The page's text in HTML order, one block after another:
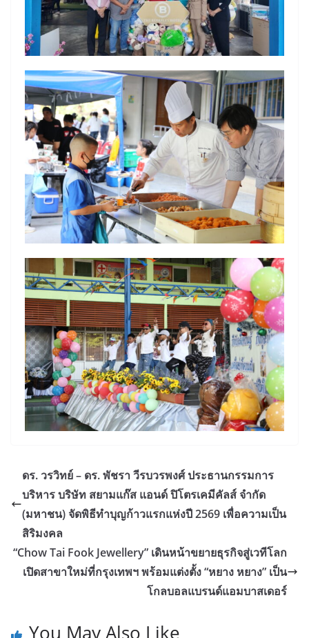
ดร. วรวิทย์ – ดร. พัชรา วีรบวรพงศ์ ประธานกรรมการ
บริหาร บริษัท สยามแก๊ส แอนด์ ปิโตรเคมีคัลส์ จำกัด
(มหาชน) จัดพิธีทำบุญก้าวแรกแห่งปี 2569 เพื่อความเป็น
สิริมงคล
“Chow Tai Fook Jewellery” เดินหน้าขยายธุรกิจสู่เวทีโลก
เปิดสาขาใหม่ที่กรุงเทพฯ พร้อมแต่งตั้ง “หยาง หยาง” เป็น
โกลบอลแบรนด์แอมบาสเดอร์
You May Also Like